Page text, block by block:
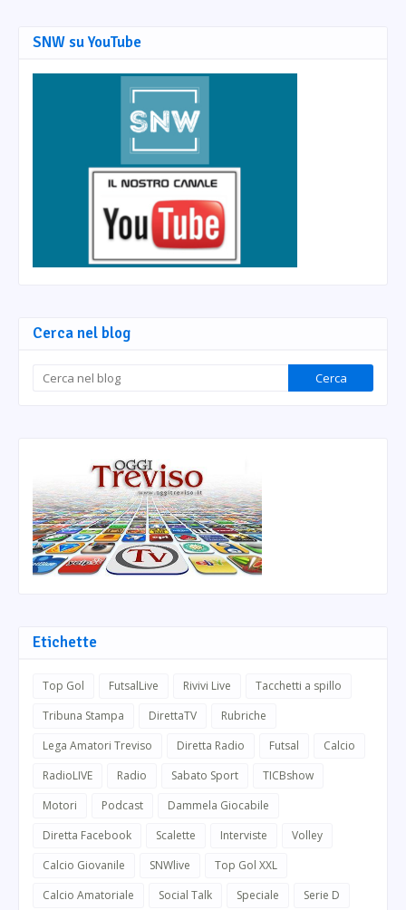
SNW su YouTube
Cerca nel blog
Etichette
Top Gol FutsalLive Rivivi Live
Tacchetti a spillo
Tribuna Stampa
DirettaTV
Rubriche
Lega Amatori Treviso
Diretta Radio Futsal
Calcio
RadioLIVE
Radio Sabato Sport
TICBshow
Motori
Podcast
Dammela Giocabile
Diretta Facebook
Scalette Interviste
Volley
Calcio Giovanile
SNWlive
Top Gol XXL
Calcio Amatoriale
Social Talk Speciale
Serie D